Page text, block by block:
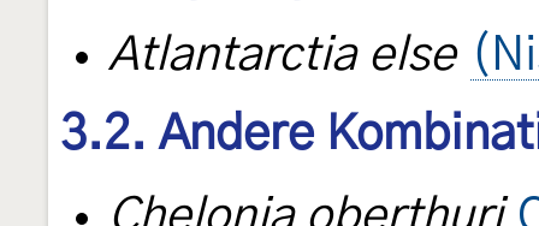
Atlantarctia else
3.2. Andere
Chelonia oberthuri